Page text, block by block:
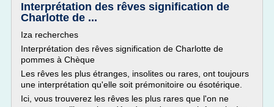
Interprétation des rêves signification de
Charlotte de ...
Iza recherches
Interprétation des rêves signification de Charlotte de
pommes à Chèque
Les rêves les plus étranges, insolites ou rares, ont toujours
une interprétation qu'elle soit prémonitoire ou ésotérique.
Ici, vous trouverez les rêves les plus rares que l'on ne